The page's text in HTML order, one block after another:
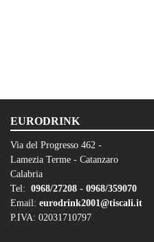
EURODRINK
Via del Progresso 462 -
Lamezia Terme - Catanzaro
Calabria
Tel: 0968/27208 - 0968/359070
Email: eurodrink2001@tiscali.it
P.IVA: 02031710797